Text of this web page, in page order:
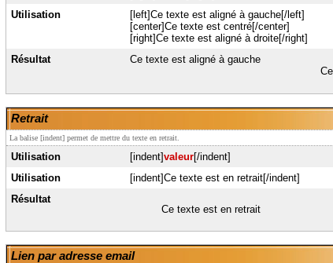
Utilisation
[left]Ce texte est aligné à gauche[/left]
[center]Ce texte est centré[/center]
[right]Ce texte est aligné à droite[/right]
Résultat
Ce texte est aligné à gauche
Retrait
La balise [indent] permet de mettre du texte en retrait.
Utilisation [indent]valeur[/indent]
Utilisation
[indent]Ce texte est en retrait[/indent]
Résultat
Ce texte est en retrait
Lien par adresse email